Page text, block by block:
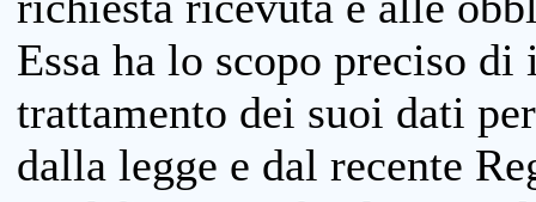
Essa ha lo scopo preciso
trattamento dei suoi dati
dalla legge e dal recente